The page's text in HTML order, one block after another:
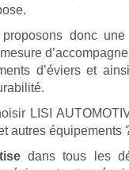
donc
d’éviers et
LISI
autres équipements
dans tous les